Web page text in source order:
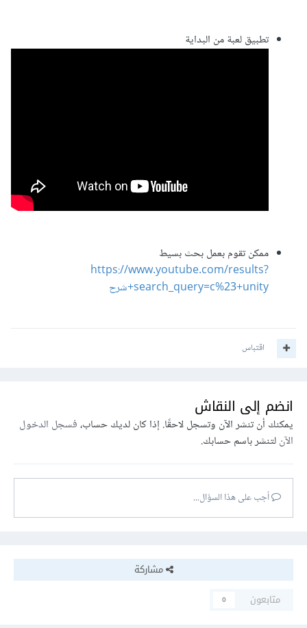
تطبيق لعبة من البداية
ممكن تقوم بعمل بحث بسيط
https://www.youtube.com/results?
search_query=c%23+unity+شرح
اقتباس
انضم إلى النقاش
يمكنك أن تنشر الآن وتسجل لاحقًا. إذا كان لديك حساب،فسجل الدخول
الآنلتنشر باسم حسابك.
أجب على هذا السؤال...
مشاركة
متابعون
0